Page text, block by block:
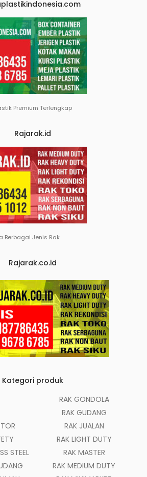
Premium Terlengkap
Rajarak.id
Berbagai Jenis Rak
Rajarak.co.id
Kategori produk
STEEL
RAK GONDOLA
RAK GUDANG
RAK JUALAN
RAK LIGHT DUTY
RAK MASTER
RAK MEDIUM DUTY